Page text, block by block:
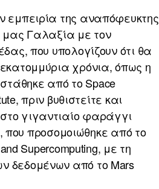
εμπειρία της αναπόφευκτης
μας Γαλαξία με τον
που υπολογίζουν ότι θα
χρόνια, όπως η
από το Space
πριν βυθιστείτε και
γιγαντιαίο φαράγγι
που προσομοιώθηκε από το
Supercomputing, με τη
δεδομένων από το Mars